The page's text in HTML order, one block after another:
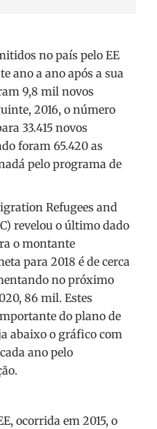
no país pelo EE
ano a ano após a sua
9,8 mil novos
2016, o número
33.415 novos
foram 65.420 as
pelo programa de
Refugees and
revelou o último dado
o montante
para 2018 é de cerca
no próximo
86 mil. Estes
do plano de
abaixo o gráfico com
ano pelo
ocorrida em 2015, o